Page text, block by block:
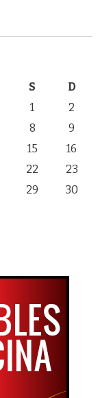
S D
1
2
8
9
15
16
22
23
29
30